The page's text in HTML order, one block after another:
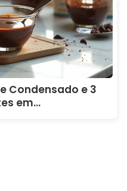
Condensado e 3
em…